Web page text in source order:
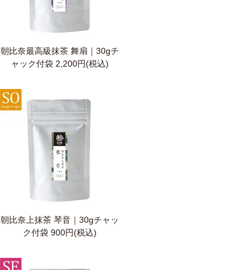
朝比奈最高級抹茶 舞扇｜30gチ
ャック付袋2,200円(税込)
朝比奈上抹茶 琴音｜30gチャッ
ク付袋900円(税込)